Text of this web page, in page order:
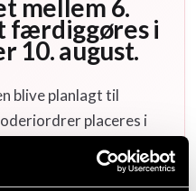
mellem 6.
færdiggøres i
10. august.
blive planlagt til
placeres i
de er modtaget.
for din